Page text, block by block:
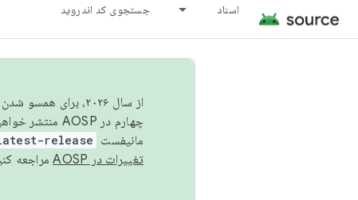
اسناد جستجوی کد اندروید
از سال ۲۰۲۶،
چهارم در AOSP منتشر خواهیم کرد. برای ساخت و مشارکت در AOSP،
مانیفست release
تغییرات در AOSP
مراجعه